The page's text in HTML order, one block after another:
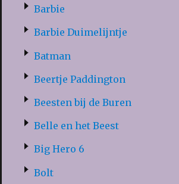
Barbie
Barbie Duimelijntje
Batman
Beertje Paddington
Beesten bij de Buren
Belle en het Beest
Big Hero 6
Bolt